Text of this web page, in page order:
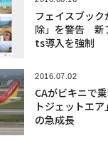
フェイスブッ
除」を警告 新
ts導入を強制
2016.07.02
CAがビキニで
トジェットエ
の急成長